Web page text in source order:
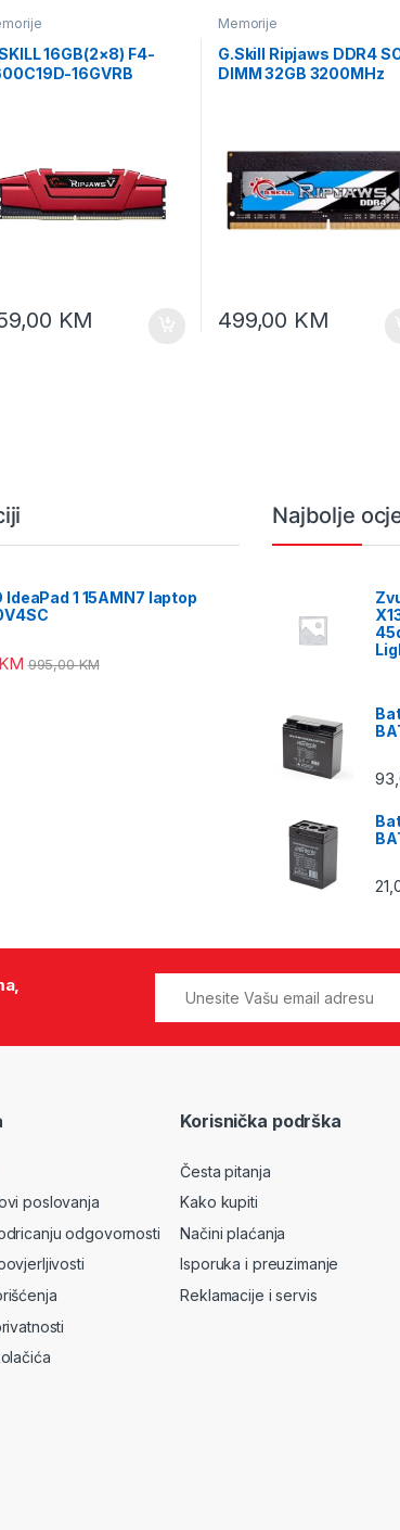
16GB(2×8) F4-
16GVRB
KM
Memorije
G.Skill Ripjaws DDR4
DIMM 32GB 3200MHz
499,00 KM
IdeaPad 1 15AMN7 laptop
KM 995,00KM
Najbolje
poslovanja
odgovornosti
Korisnička podrška
Česta pitanja
Kako kupiti
Načini plaćanja
Isporuka i preuzimanje
Reklamacije i servis